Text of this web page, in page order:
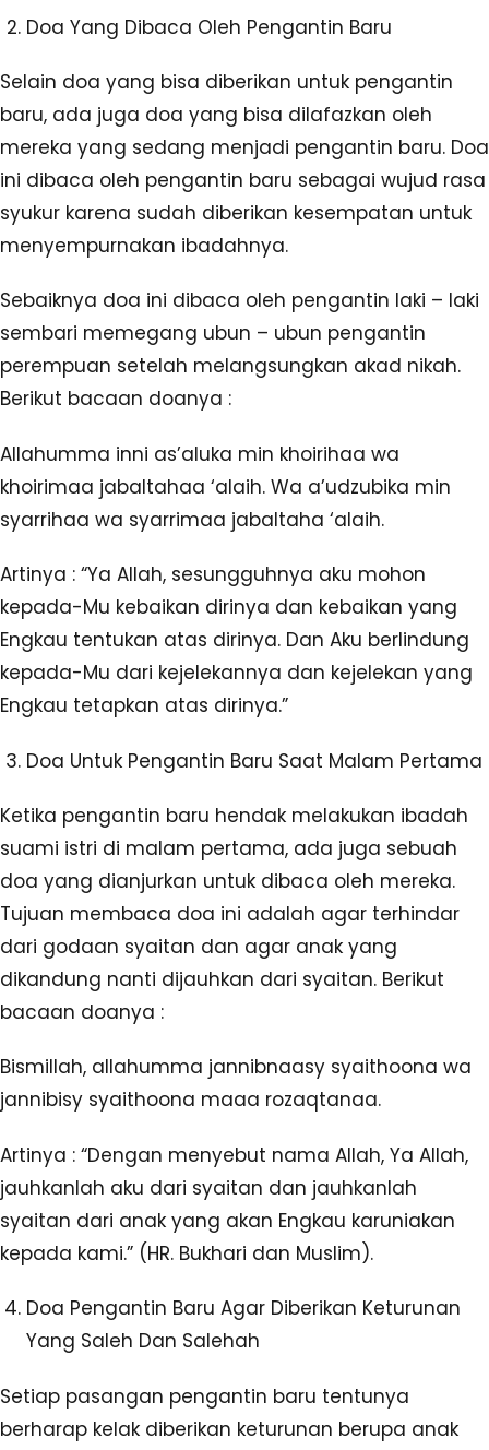
Doa Yang Dibaca Oleh Pengantin Baru
Selain doa yang bisa diberikan untuk pengantin
baru, ada juga doa yang bisa dilafazkan oleh
mereka yang sedang menjadi pengantin baru. Doa
ini dibaca oleh pengantin baru sebagai wujud rasa
syukur karena sudah diberikan kesempatan untuk
menyempurnakan ibadahnya.
Sebaiknya doa ini dibaca oleh pengantin laki – laki
sembari memegang ubun – ubun pengantin
perempuan setelah melangsungkan akad nikah.
Berikut bacaan doanya :
Allahumma inni as’aluka min khoirihaa wa
khoirimaa jabaltahaa ‘alaih. Wa a’udzubika min
syarrihaa wa syarrimaa jabaltaha ‘alaih.
Artinya : “Ya Allah, sesungguhnya aku mohon
kepada-Mu kebaikan dirinya dan kebaikan yang
Engkau tentukan atas dirinya. Dan Aku berlindung
kepada-Mu dari kejelekannya dan kejelekan yang
Engkau tetapkan atas dirinya.”
Doa Untuk Pengantin Baru Saat Malam Pertama
Ketika pengantin baru hendak melakukan ibadah
suami istri di malam pertama, ada juga sebuah
doa yang dianjurkan untuk dibaca oleh mereka.
Tujuan membaca doa ini adalah agar terhindar
dari godaan syaitan dan agar anak yang
dikandung nanti dijauhkan dari syaitan. Berikut
bacaan doanya :
Bismillah, allahumma jannibnaasy syaithoona wa
jannibisy syaithoona maaa rozaqtanaa.
Artinya : “Dengan menyebut nama Allah, Ya Allah,
jauhkanlah aku dari syaitan dan jauhkanlah
syaitan dari anak yang akan Engkau karuniakan
kepada kami.” (HR. Bukhari dan Muslim).
Doa Pengantin Baru Agar Diberikan Keturunan
Yang Saleh Dan Salehah
Setiap pasangan pengantin baru tentunya
berharap kelak diberikan keturunan berupa anak